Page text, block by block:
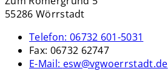
55286 Wörrstadt
Telefon: 06732 601-5031
Fax: 06732 62747
E-Mail: esw@vgwoerrstadt.de